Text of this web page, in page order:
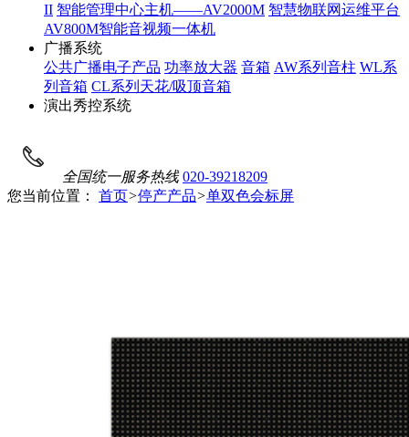
II 智能管理中心主机——AV2000M 智慧物联网运维平台
AV800M智能音视频一体机
广播系统
公共广播电子产品 功率放大器 音箱 AW系列音柱 WL系
列音箱 CL系列天花/吸顶音箱
演出秀控系统
全国统一服务热线 020-39218209
您当前位置：
首页>停产产品>单双色会标屏